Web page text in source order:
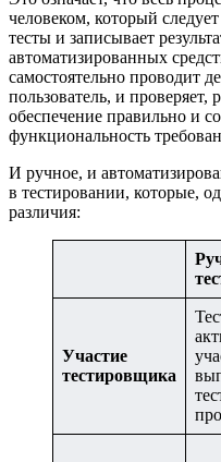
человеком, который
тесты и записывает
автоматизированных
самостоятельно проводит
пользователь, и проверяет,
обеспечение правильно и
функциональность
И ручное, и
в тестировании, которые,
различия:
Участие
тестировщика